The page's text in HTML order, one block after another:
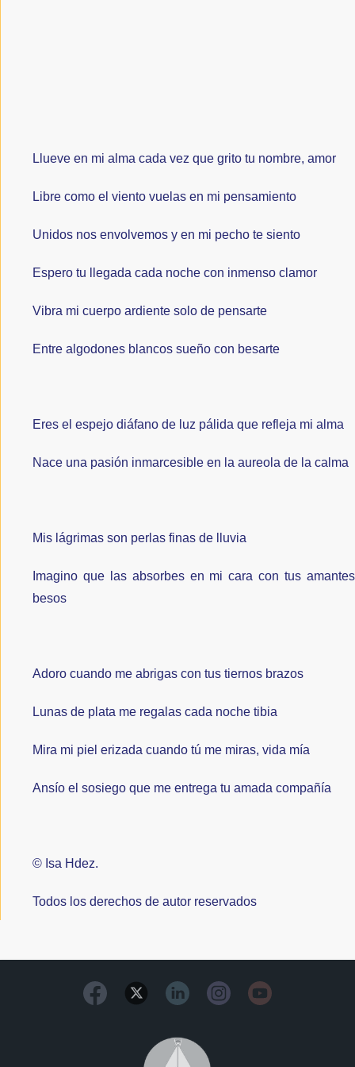
Llueve en mi alma cada vez que grito tu nombre, amor
Libre como el viento vuelas en mi pensamiento
Unidos nos envolvemos y en mi pecho te siento
Espero tu llegada cada noche con inmenso clamor
Vibra mi cuerpo ardiente solo de pensarte
Entre algodones blancos sueño con besarte
Eres el espejo diáfano de luz pálida que refleja mi alma
Nace una pasión inmarcesible en la aureola de la calma
Mis lágrimas son perlas finas de lluvia
Imagino que las absorbes en mi cara con tus amantes
besos
Adoro cuando me abrigas con tus tiernos brazos
Lunas de plata me regalas cada noche tibia
Mira mi piel erizada cuando tú me miras, vida mía
Ansío el sosiego que me entrega tu amada compañía
© Isa Hdez.
Todos los derechos de autor reservados
Image